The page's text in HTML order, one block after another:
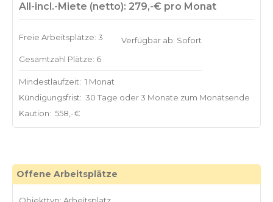
All-incl.-Miete (netto): 279,-€ pro Monat
Freie Arbeitsplätze: 3
Gesamtzahl Plätze: 6
Verfügbar ab: Sofort
Mindestlaufzeit: 1 Monat
Kündigungsfrist: 30 Tage oder 3 Monate zum Monatsende
Kaution: 558,-€
Offene Arbeitsplätze